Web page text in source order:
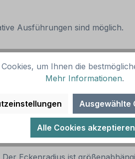
Ausführungen sind möglich.
Eckenradius ist
um Ihnen die
Mehr Informationen.
Ausgewählte
Alle Cookies akzeptieren